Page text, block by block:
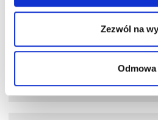
Zezwól na
Odmowa
Co to jest i za co
folikulotropowy FSH?
Co to jest i za co